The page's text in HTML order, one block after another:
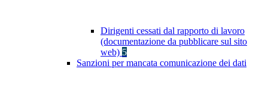
Dirigenti cessati dal rapporto di lavoro
(documentazione da pubblicare sul sito
web) 5
Sanzioni per mancata comunicazione dei dati